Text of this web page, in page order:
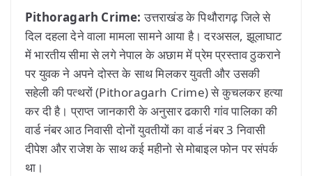
Pithoragarh Crime: उत्तराखंड के पिथौरागढ़ जिले से
दिल दहला देने वाला मामला सामने आया है। दरअसल, झूलाघाट
में भारतीय सीमा से लगे नेपाल के अछाम में प्रेम प्रस्ताव ठुकराने
पर युवक ने अपने दोस्त के साथ मिलकर युवती और उसकी
सहेली की पत्थरों (Pithoragarh Crime) से कुचलकर हत्या
कर दी है। प्राप्त जानकारी के अनुसार ढकारी गांव पालिका की
वार्ड नंबर आठ निवासी दोनों युवतीयों का वार्ड नंबर 3 निवासी
दीपेश और राजेश के साथ कई महीनो से मोबाइल फोन पर संपर्क
था।